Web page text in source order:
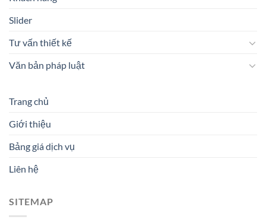
Slider
Tư vấn thiết kế
Văn bản pháp luật
Trang chủ
Giới thiệu
Bảng giá dịch vụ
Liên hệ
SITEMAP